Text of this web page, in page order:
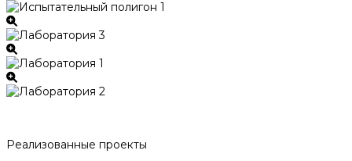
Реализованные проекты